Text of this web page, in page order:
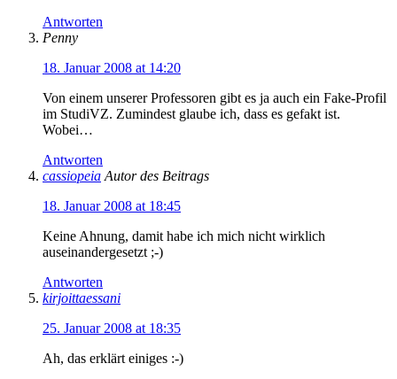
Antworten
Penny
18. Januar 2008 at 14:20
Von einem unserer Professoren gibt es ja auch ein Fake-Profil
im StudiVZ. Zumindest glaube ich, dass es gefakt ist.
Wobei…
Antworten
cassiopeia Autor des Beitrags
18. Januar 2008 at 18:45
Keine Ahnung, damit habe ich mich nicht wirklich
auseinandergesetzt ;-)
Antworten
kirjoittaessani
25. Januar 2008 at 18:35
Ah, das erklärt einiges :-)